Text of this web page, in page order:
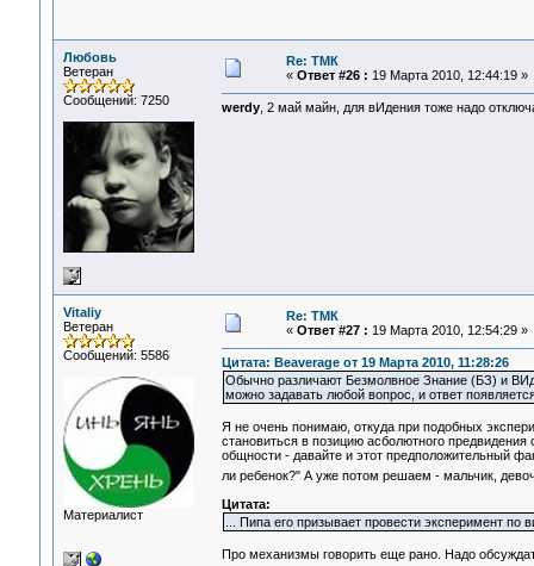
Любовь
Ветеран
Сообщений: 7250
Re: ТМК
« Ответ #26 : 19 Марта 2010, 12:44:19 »
werdy, 2 май майн, для вИдения тоже надо
Vitaliy
Ветеран
Сообщений: 5586
Материалист
Re: ТМК
« Ответ #27 : 19 Марта 2010, 12:54:29 »
Цитата: Beaverage от 19 Марта 2010, 11:28:26
Обычно различают Безмолвное Знание (БЗ) и
можно задавать любой вопрос, и ответ
Я не очень понимаю, откуда при подобных
становиться в позицию асболютного
общности - давайте и этот предположительный
ли ребенок?" А уже потом решаем - мальчик,
Цитата:
... Пипа его призывает провести эксперимент
Про механизмы говорить еще рано. Надо